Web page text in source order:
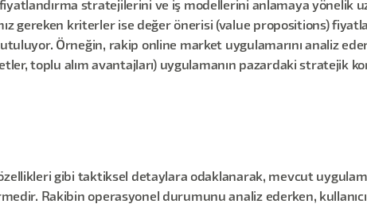
stratejilerini ve iş modellerini anlamaya yönelik
gereken kriterler ise değer önerisi (value propositions)
Örneğin, rakip online market uygulamarını analiz
toplu alım avantajları) uygulamanın pazardaki stratejik
gibi taktiksel detaylara odaklanarak, mevcut
Rakibin operasyonel durumunu analiz ederken,